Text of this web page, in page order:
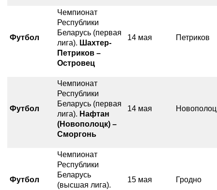
Футбол
Чемпионат
Республики
Беларусь (первая
лига). Шахтер-
Петриков –
Островец
14 мая Петриков
Футбол
Чемпионат
Республики
Беларусь (первая
лига). Нафтан
(Новополоцк) –
Сморгонь
14 мая
Футбол
Чемпионат
Республики
Беларусь
(высшая лига).
15 мая Гродно